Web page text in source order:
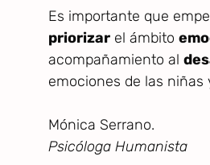
Es importante que
priorizar el ámbito
acompañamiento al
emociones de las niñas
Mónica Serrano.
Psicóloga Humanista